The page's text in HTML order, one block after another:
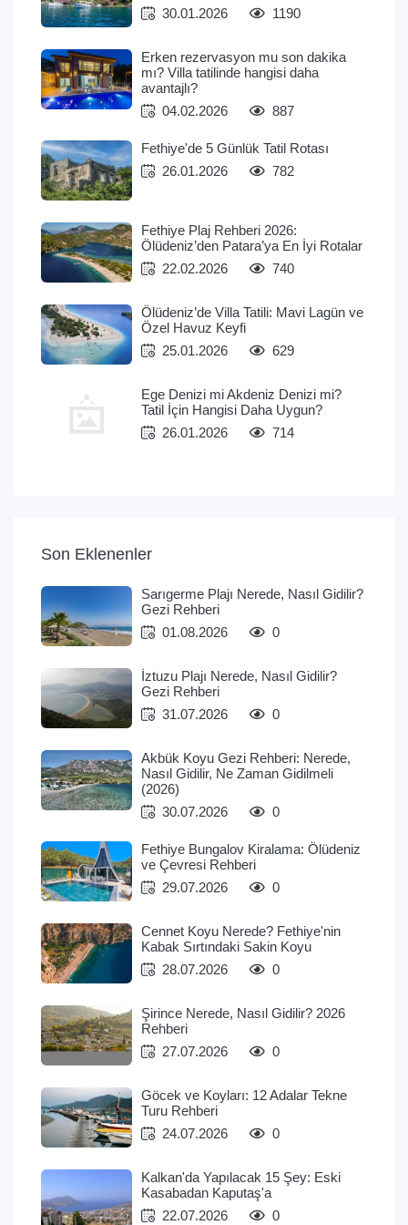
30.01.2026
1190
Erken rezervasyon mu son dakika
mı? Villa tatilinde hangisi daha
avantajlı?
04.02.2026
887
Fethiye'de 5 Günlük Tatil Rotası
26.01.2026
782
Fethiye Plaj Rehberi 2026:
Ölüdeniz’den Patara’ya En İyi Rotalar
22.02.2026
740
Ölüdeniz’de Villa Tatili: Mavi Lagün ve
Özel Havuz Keyfi
25.01.2026
629
Ege Denizi mi Akdeniz Denizi mi?
Tatil İçin Hangisi Daha Uygun?
26.01.2026
714
Son Eklenenler
Sarıgerme Plajı Nerede, Nasıl Gidilir?
Gezi Rehberi
01.08.2026
0
İztuzu Plajı Nerede, Nasıl Gidilir?
Gezi Rehberi
31.07.2026
0
Akbük Koyu Gezi Rehberi: Nerede,
Nasıl Gidilir, Ne Zaman Gidilmeli
(2026)
30.07.2026
0
Fethiye Bungalov Kiralama: Ölüdeniz
ve Çevresi Rehberi
29.07.2026
0
Cennet Koyu Nerede? Fethiye'nin
Kabak Sırtındaki Sakin Koyu
28.07.2026
0
Şirince Nerede, Nasıl Gidilir? 2026
Rehberi
27.07.2026
0
Göcek ve Koyları: 12 Adalar Tekne
Turu Rehberi
24.07.2026
0
Kalkan'da Yapılacak 15 Şey: Eski
Kasabadan Kaputaş'a
22.07.2026
0